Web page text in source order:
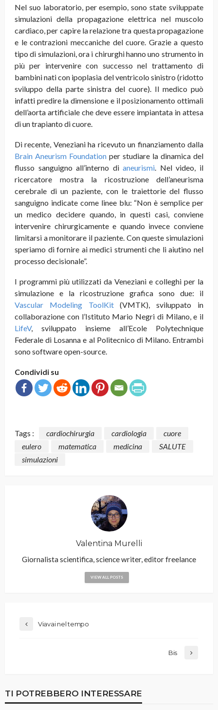
Nel suo laboratorio, per esempio, sono state sviluppate
simulazioni della propagazione elettrica nel muscolo
cardiaco, per capire la relazione tra questa propagazione
e le contrazioni meccaniche del cuore. Grazie a questo
tipo di simulazioni, ora i chirurghi hanno uno strumento in
più per intervenire con successo nel trattamento di
bambini nati con ipoplasia del ventricolo sinistro (ridotto
sviluppo della parte sinistra del cuore). Il medico può
infatti predire la dimensione e il posizionamento ottimali
dell’aorta artificiale che deve essere impiantata in attesa
di un trapianto di cuore.
Di recente, Veneziani ha ricevuto un finanziamento dalla
Brain Aneurism Foundation per studiare la dinamica del
flusso sanguigno all’interno dianeurismi . Nel video, il
ricercatore mostra la ricostruzione dell’aneurisma
cerebrale di un paziente, con le traiettorie del flusso
sanguigno indicate come linee blu: “Non è semplice per
un medico decidere quando, in questi casi, conviene
intervenire chirurgicamente e quando invece conviene
limitarsi a monitorare il paziente. Con queste simulazioni
speriamo di fornire ai medici strumenti che li aiutino nel
processo decisionale”.
I programmi più utilizzati da Veneziani e colleghi per la
simulazione e la ricostruzione grafica sono due: il
Vascular Modeling ToolKit(VMTK), sviluppato in
collaborazione con l’Istituto Mario Negri di Milano, e il
LifeV, sviluppato insieme all’Ecole Polytechnique
Federale di Losanna e al Politecnico di Milano. Entrambi
sono software open-source.
Condividi su
Tags : cardiochirurgia cardiologia
cuore
eulero
matematica medicina
SALUTE
simulazioni
Valentina Murelli
Giornalista scientifica, science writer, editor freelance
VIEW ALL POSTS
Viavai nel tempo
Bis
TI POTREBBERO INTERESSARE